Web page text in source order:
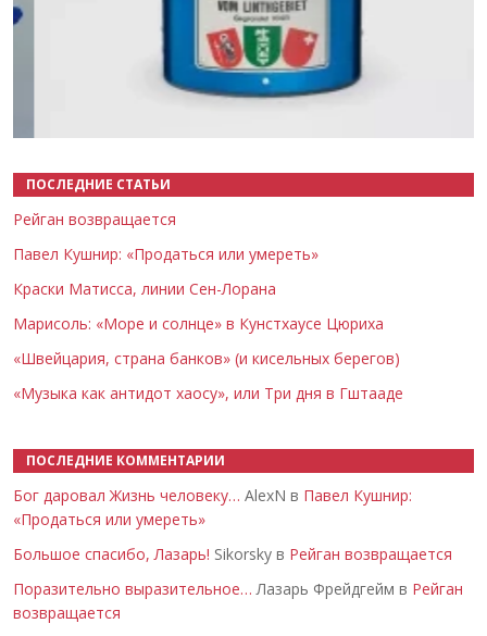
ПОСЛЕДНИЕ СТАТЬИ
Рейган возвращается
Павел Кушнир: «Продаться или умереть»
Краски Матисса, линии Сен-Лорана
Марисоль: «Море и солнце» в Кунстхаусе Цюриха
«Швейцария, страна банков» (и кисельных берегов)
«Музыка как антидот хаосу», или Три дня в Гштааде
ПОСЛЕДНИЕ КОММЕНТАРИИ
Бог даровал Жизнь человеку… AlexN в Павел Кушнир:
«Продаться или умереть»
Большое спасибо, Лазарь! Sikorsky в Рейган возвращается
Поразительно выразительное… Лазарь Фрейдгейм в Рейган
возвращается